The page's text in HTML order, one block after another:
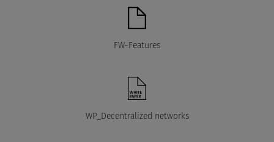
FW-Features
WP_Decentralized networks